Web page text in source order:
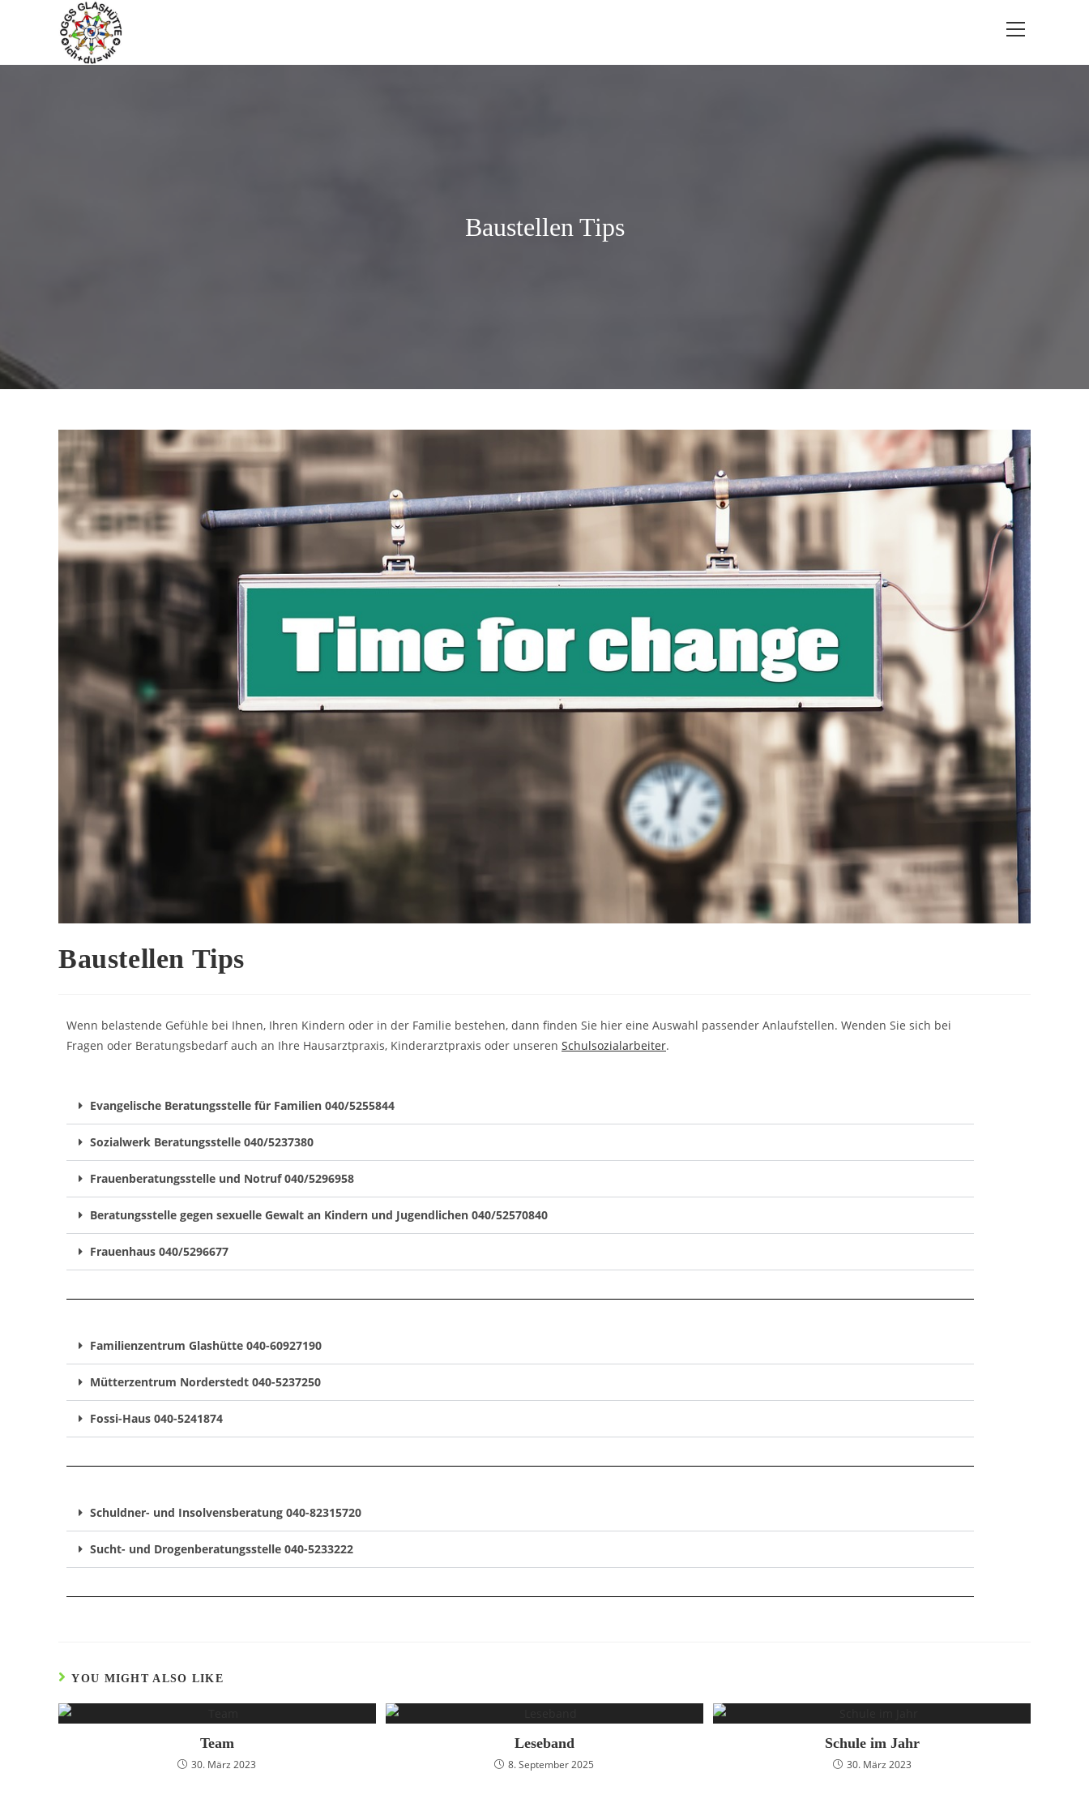
Baustellen Tips
Baustellen Tips
Wenn belastende Gefühle bei Ihnen, Ihren Kindern oder in der Familie bestehen, dann finden Sie hier eine Auswahl passender Anlaufstellen. Wenden Sie sich bei
Fragen oder Beratungsbedarf auch an Ihre Hausarztpraxis, Kinderarztpraxis oder unseren Schulsozialarbeiter.
Evangelische Beratungsstelle für Familien 040/5255844
Sozialwerk Beratungsstelle 040/5237380
Frauenberatungsstelle und Notruf 040/5296958
Beratungsstelle gegen sexuelle Gewalt an Kindern und Jugendlichen 040/52570840
Frauenhaus 040/5296677
Familienzentrum Glashütte 040-60927190
Mütterzentrum Norderstedt 040-5237250
Fossi-Haus 040-5241874
Schuldner- und Insolvensberatung 040-82315720
Sucht- und Drogenberatungsstelle 040-5233222
YOU MIGHT ALSO LIKE
Team
30. März 2023
Leseband
8. September 2025
Schule im Jahr
30. März 2023